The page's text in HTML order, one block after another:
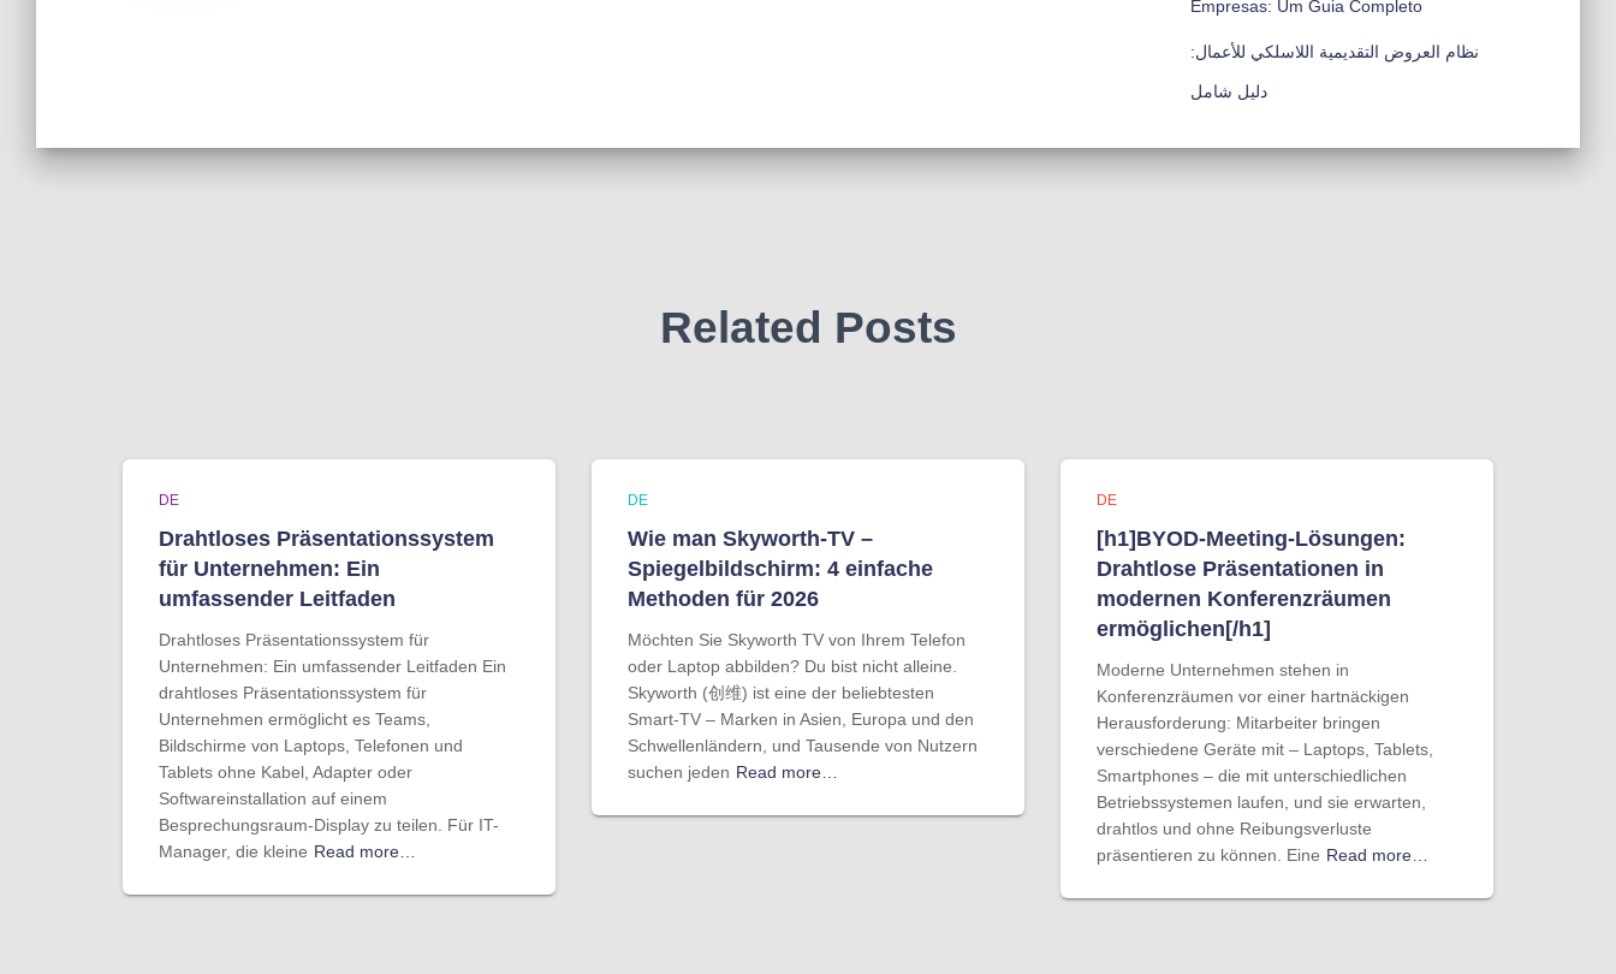
Empresas: Um Guia Completo
نظام العروض التقديمية اللاسلكي للأعمال:
دليل شامل
Related Posts
DE
Drahtloses Präsentationssystem
für Unternehmen: Ein
umfassender Leitfaden
Drahtloses Präsentationssystem für
Unternehmen: Ein umfassender Leitfaden Ein
drahtloses Präsentationssystem für
Unternehmen ermöglicht es Teams,
Bildschirme von Laptops, Telefonen und
Tablets ohne Kabel, Adapter oder
Softwareinstallation auf einem
Besprechungsraum-Display zu teilen. Für IT-
Manager, die kleine Read more…
DE
Wie man Skyworth-TV –
Spiegelbildschirm: 4 einfache
Methoden für 2026
Möchten Sie Skyworth TV von Ihrem Telefon
oder Laptop abbilden? Du bist nicht alleine.
Skyworth (创维) ist eine der beliebtesten
Smart-TV – Marken in Asien, Europa und den
Schwellenländern, und Tausende von Nutzern
suchen jeden Read more…
DE
[h1]BYOD-Meeting-Lösungen:
Drahtlose Präsentationen in
modernen Konferenzräumen
ermöglichen[/h1]
Moderne Unternehmen stehen in
Konferenzräumen vor einer hartnäckigen
Herausforderung: Mitarbeiter bringen
verschiedene Geräte mit – Laptops, Tablets,
Smartphones – die mit unterschiedlichen
Betriebssystemen laufen, und sie erwarten,
drahtlos und ohne Reibungsverluste
präsentieren zu können. Eine Read more…